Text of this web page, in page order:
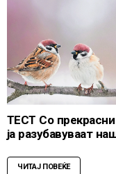
ТЕСТ Со прекрасни
ја разубавуваат
ЧИТАЈ ПОВЕЌЕ